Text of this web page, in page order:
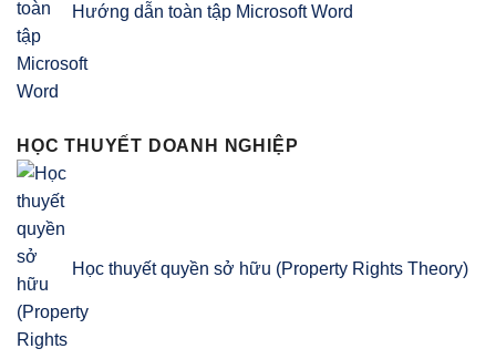
Hướng dẫn toàn tập Microsoft Word
HỌC THUYẾT DOANH NGHIỆP
Học thuyết quyền sở hữu (Property Rights Theory)